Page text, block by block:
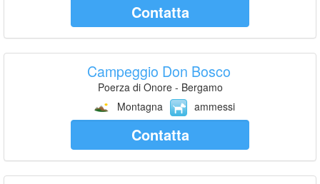
Contatta
Campeggio Don Bosco
Poerza di Onore - Bergamo
Montagna
ammessi
Contatta